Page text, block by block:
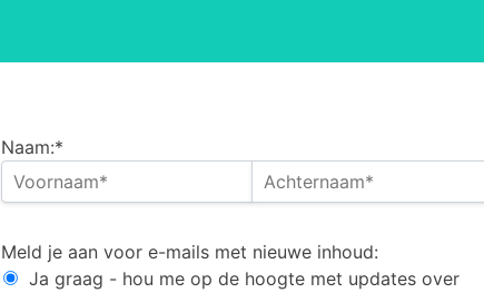
Naam:*
Optin for Membership new content update emails
Meld je aan voor e-mails met nieuwe inhoud:
Ja graag - hou me op de hoogte met updates over